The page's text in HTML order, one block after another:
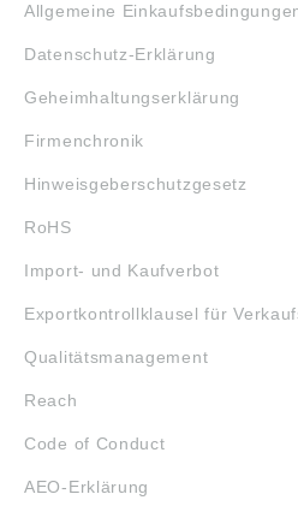
Allgemeine
Datenschutz-Erklärung
Geheimhaltungserklärung
Firmenchronik
Hinweisgeberschutzgesetz
RoHS
Import- und Kaufverbot
Exportkontrollklausel für
Qualitätsmanagement
Reach
Code of Conduct
AEO-Erklärung